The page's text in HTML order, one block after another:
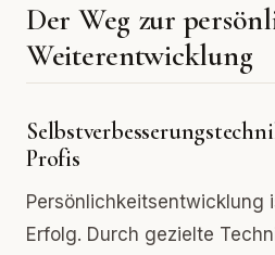
Der Weg zur
Weiterentwicklung
Profis
Persönlichkeitsentwicklung
Erfolg. Durch gezielte